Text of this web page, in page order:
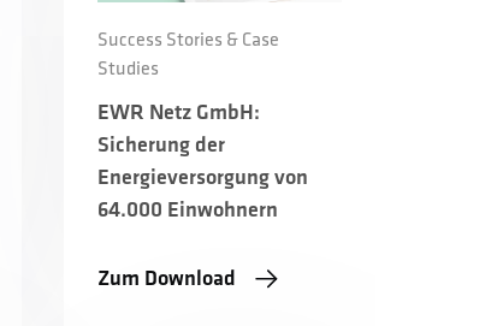
Success Stories & Case
Studies
EWR Netz GmbH:
Sicherung der
Energieversorgung von
64.000 Einwohnern
Zum Download